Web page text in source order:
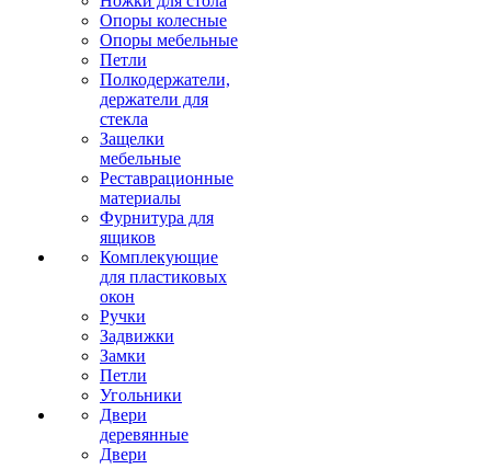
Опоры колесные
Опоры мебельные
Петли
Полкодержатели,
держатели для
стекла
Защелки
мебельные
Реставрационные
материалы
Фурнитура для
ящиков
Комплекующие
для пластиковых
окон
Ручки
Задвижки
Замки
Петли
Угольники
Двери
деревянные
Двери